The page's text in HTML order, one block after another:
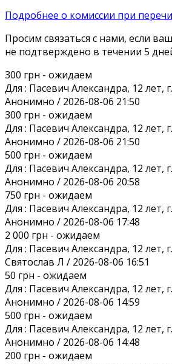
Подробнее о комиссии при
Просим связаться с нами, если
не подтверждено в течении 5
300 грн - ожидаем
Для : Пасевич Александра, 12 лет,
Анонимно / 2026-08-06 21:50
300 грн - ожидаем
Для : Пасевич Александра, 12 лет,
Анонимно / 2026-08-06 21:50
500 грн - ожидаем
Для : Пасевич Александра, 12 лет,
Анонимно / 2026-08-06 20:58
750 грн - ожидаем
Для : Пасевич Александра, 12 лет,
Анонимно / 2026-08-06 17:48
2 000 грн - ожидаем
Для : Пасевич Александра, 12 лет,
Святослав Л / 2026-08-06 16:51
50 грн - ожидаем
Для : Пасевич Александра, 12 лет,
Анонимно / 2026-08-06 14:59
500 грн - ожидаем
Для : Пасевич Александра, 12 лет,
Анонимно / 2026-08-06 14:48
200 грн - ожидаем